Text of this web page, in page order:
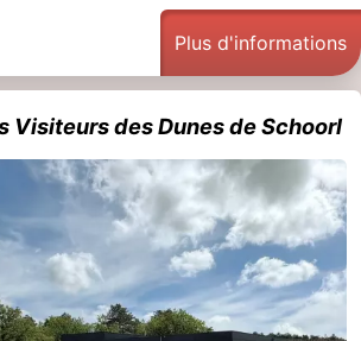
Plus d'informations
Visiteurs des Dunes de Schoorl